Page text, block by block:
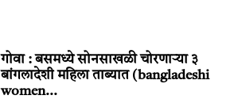
गोवा : बसमध्ये सोनसाखळी चोरणार्‍या ३
बांगलादेशी महिला ताब्यात (bangladeshi
women...